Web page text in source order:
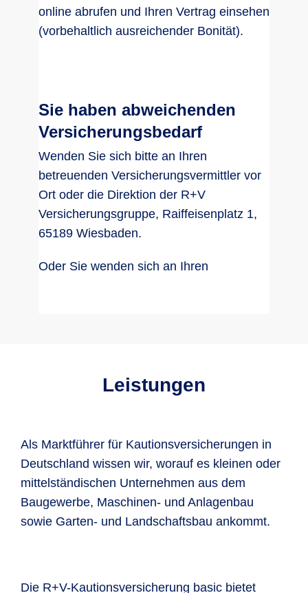
online abrufen und Ihren Vertrag einsehen
(vorbehaltlich ausreichender Bonität).
Sie haben abweichenden
Versicherungsbedarf
Wenden Sie sich bitte an Ihren
betreuenden Versicherungsvermittler vor
Ort oder die Direktion der R+V
Versicherungsgruppe, Raiffeisenplatz 1,
65189 Wiesbaden.
Oder Sie wenden sich an Ihren
Leistungen
Als Marktführer für Kautionsversicherungen in
Deutschland wissen wir, worauf es kleinen oder
mittelständischen Unternehmen aus dem
Baugewerbe, Maschinen- und Anlagenbau
sowie Garten- und Landschaftsbau ankommt.
Die R+V-Kautionsversicherung basic bietet